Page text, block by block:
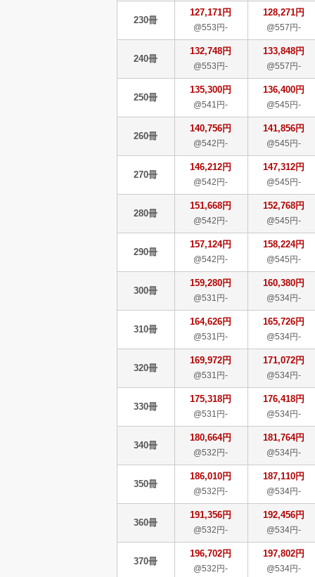
230冊
127,171円
@553円-
128,271円
@557円-
240冊
132,748円
@553円-
133,848円
@557円-
250冊
135,300円
@541円-
136,400円
@545円-
260冊
140,756円
@542円-
141,856円
@545円-
270冊
146,212円
@542円-
147,312円
@545円-
280冊
151,668円
@542円-
152,768円
@545円-
290冊
157,124円
@542円-
158,224円
@545円-
300冊
159,280円
@531円-
160,380円
@534円-
310冊
164,626円
@531円-
165,726円
@534円-
320冊
169,972円
@531円-
171,072円
@534円-
330冊
175,318円
@531円-
176,418円
@534円-
340冊
180,664円
@532円-
181,764円
@534円-
350冊
186,010円
@532円-
187,110円
@534円-
360冊
191,356円
@532円-
192,456円
@534円-
370冊
196,702円
@532円-
197,802円
@534円-